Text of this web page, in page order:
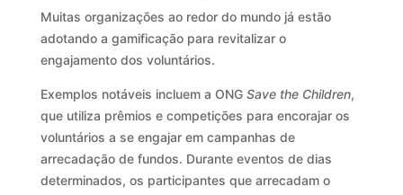
Muitas organizações ao redor do mundo já estão
adotando a gamificação para revitalizar o
engajamento dos voluntários.
Exemplos notáveis incluem a ONG Save the Children,
que utiliza prêmios e competições para encorajar os
voluntários a se engajar em campanhas de
arrecadação de fundos. Durante eventos de dias
determinados, os participantes que arrecadam o